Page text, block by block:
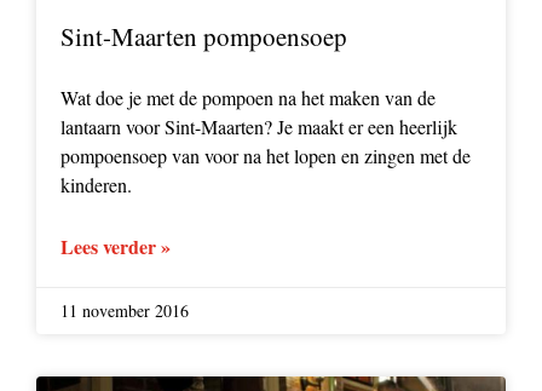
Sint-Maarten pompoensoep
Wat doe je met de pompoen na het maken van de
lantaarn voor Sint-Maarten? Je maakt er een heerlijk
pompoensoep van voor na het lopen en zingen met de
kinderen.
Lees verder »
11 november 2016